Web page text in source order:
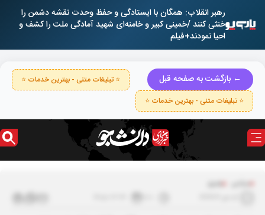
رهبر انقلاب: همگان با ایستادگی و حفظ وحدت نقشه دشمن را
خنثی کنند /خمینی کبیر و خامنه‌ای شهید آمادگی ملت را کشف و
احیا نمودند+فیلم
← بازگشت به صفحه قبل
⭐ تبلیغات متنی - بهترین خدمات ⭐
⭐ تبلیغات متنی - بهترین خدمات ⭐